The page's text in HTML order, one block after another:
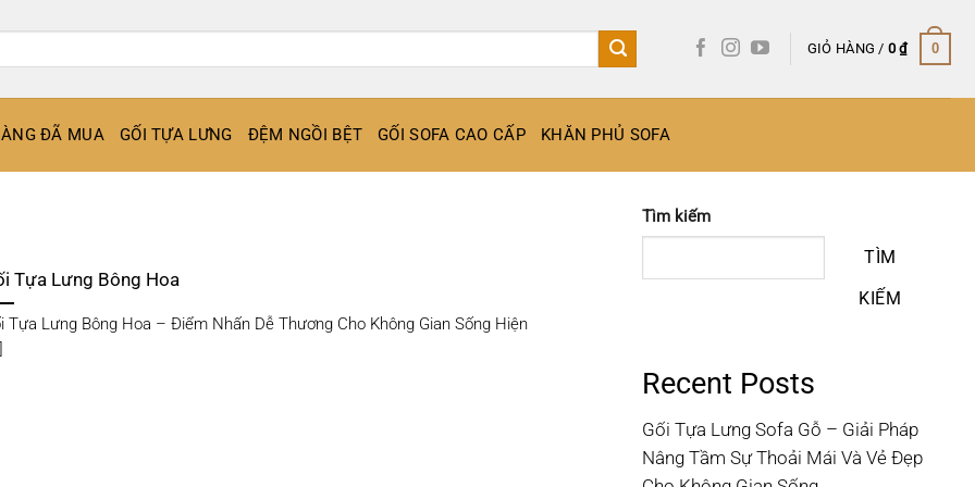
GIỎ HÀNG / 0₫ 0
ĐÃ MUA GỐI TỰA LƯNG ĐỆM NGỒI BỆT GỐI SOFA CAO CẤP KHĂN PHỦ SOFA
Tựa Lưng Bông Hoa
Tựa Lưng Bông Hoa – Điểm Nhấn Dễ Thương Cho Không Gian Sống Hiện
Tìm kiếm
TÌM
KIẾM
Recent Posts
Gối Tựa Lưng Sofa Gỗ – Giải Pháp
Nâng Tầm Sự Thoải Mái Và Vẻ Đẹp